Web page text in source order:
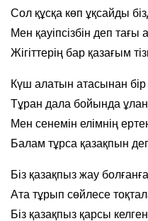
Сол құсқа көп ұқсайды
Мен қауіпсізбін деп тағы
Жігіттерің бар қазағым
Күш алатын атасынан бір
Тұран дала бойында
Мен сенемін елімнің
Балам тұрса қазақпын
Біз қазақпыз жау
Ата тұрып сөйлесе
Біз қазақпыз қарсы